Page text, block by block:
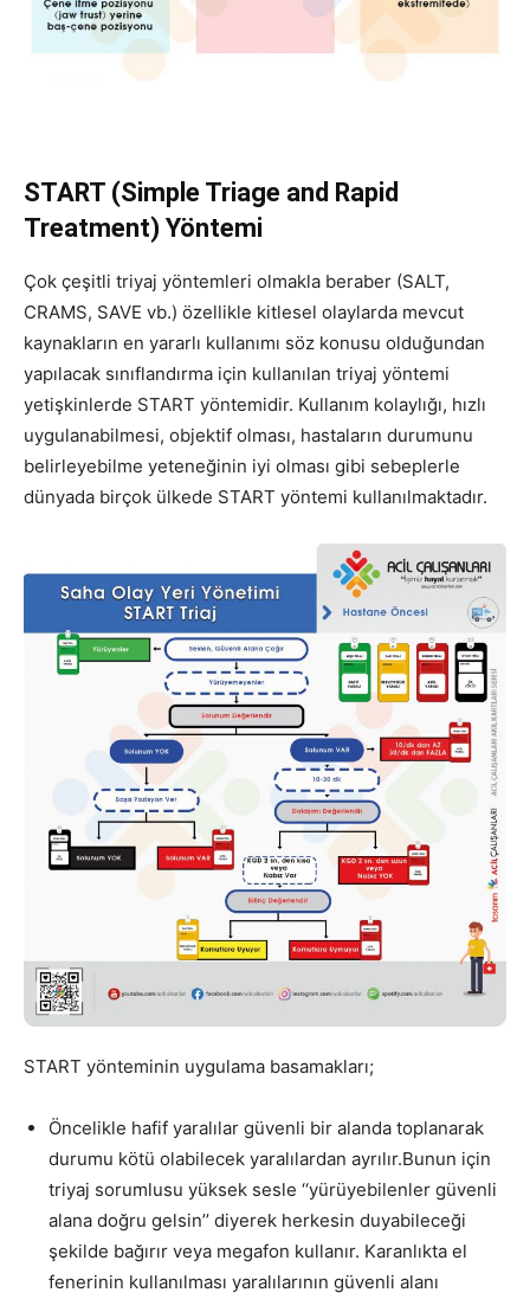
START (Simple Triage and Rapid
Treatment) Yöntemi
Çok çeşitli triyaj yöntemleri olmakla beraber (SALT,
CRAMS, SAVE vb.) özellikle kitlesel olaylarda mevcut
kaynakların en yararlı kullanımı söz konusu olduğundan
yapılacak sınıflandırma için kullanılan triyaj yöntemi
yetişkinlerde START yöntemidir. Kullanım kolaylığı, hızlı
uygulanabilmesi, objektif olması, hastaların durumunu
belirleyebilme yeteneğinin iyi olması gibi sebeplerle
dünyada birçok ülkede START yöntemi kullanılmaktadır.
START yönteminin uygulama basamakları;
Öncelikle hafif yaralılar güvenli bir alanda toplanarak
durumu kötü olabilecek yaralılardan ayrılır.Bunun için
triyaj sorumlusu yüksek sesle ‘‘yürüyebilenler güvenli
alana doğru gelsin’’ diyerek herkesin duyabileceği
şekilde bağırır veya megafon kullanır. Karanlıkta el
fenerinin kullanılması yaralılarının güvenli alanı